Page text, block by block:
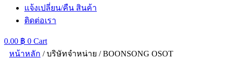
แจ้งเปลี่ยน/คืน สินค้า
ติดต่อเรา
0.00 ฿ 0 Cart
หน้าหลัก / บริษัทจำหน่าย / BOONSONG OSOT